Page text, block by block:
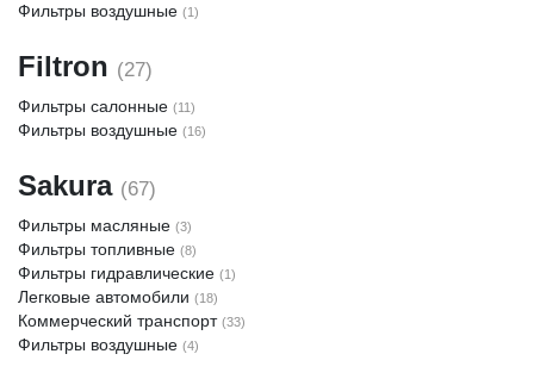
Фильтры воздушные (1)
Filtron (27)
Фильтры салонные (11)
Фильтры воздушные (16)
Sakura (67)
Фильтры масляные (3)
Фильтры топливные (8)
Фильтры гидравлические (1)
Легковые автомобили (18)
Коммерческий транспорт (33)
Фильтры воздушные (4)